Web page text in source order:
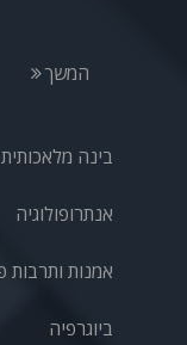
ספורט
מאבק צבאי
זואולוגיה
המשך
בינה מלאכותית
אנתרופולוגיה
ביוגרפיה